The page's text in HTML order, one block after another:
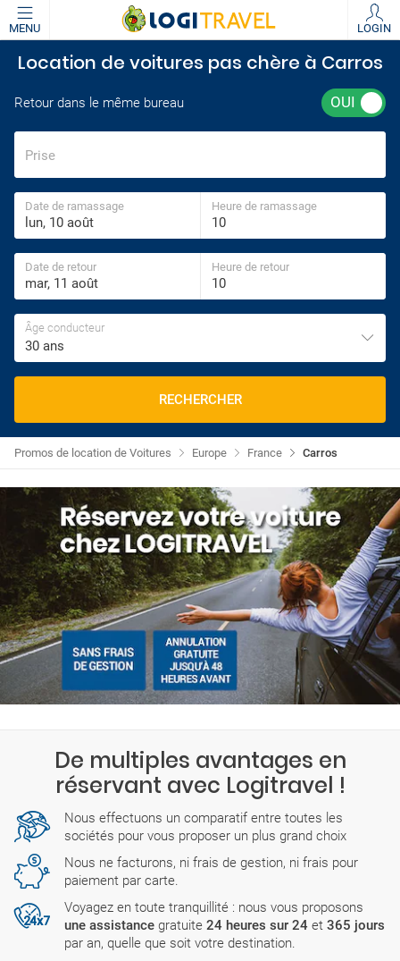
MENU LOGIN
Location de voitures pas chère à Carros
Retour dans le même bureau
Prise
Date de ramassage Heure de ramassage
Date de retour Heure de retour
Âge conducteur
30 ans
RECHERCHER
Carros
France
Europe
Promos de location de Voitures
De multiples avantages en
réservant avec Logitravel !
Nous effectuons un comparatif entre toutes les
sociétés pour vous proposer un plus grand choix
Nous ne facturons, ni frais de gestion, ni frais pour
paiement par carte.
Voyagez en toute tranquillité : nous vous proposons
une assistance gratuite 24 heures sur 24 et 365 jours
par an, quelle que soit votre destination.